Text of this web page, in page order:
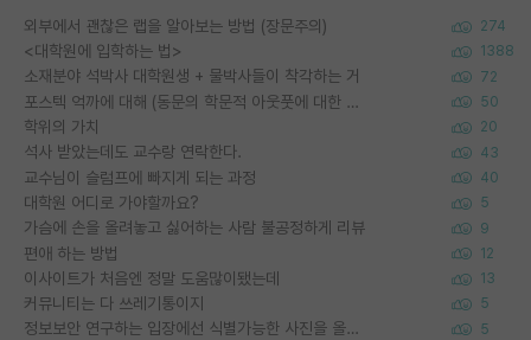
외부에서 괜찮은 랩을 알아보는 방법 (장문주의) 274
<대학원에 입학하는 법> 1388
소재분야 석박사 대학원생 + 물박사들이 착각하는 거 72
포스텍 억까에 대해 (동문의 학문적 아웃풋에 대한 반박) 50
학위의 가치 20
석사 받았는데도 교수랑 연락한다. 43
교수님이 슬럼프에 빠지게 되는 과정 40
대학원 어디로 가야할까요? 5
가슴에 손을 올려놓고 싫어하는 사람 불공정하게 리뷰 9
편애 하는 방법 12
이사이트가 처음엔 정말 도움많이됐는데 13
커뮤니티는 다 쓰레기통이지 5
정보보안 연구하는 입장에선 식별가능한 사진을 올리는건 비추이긴함 5